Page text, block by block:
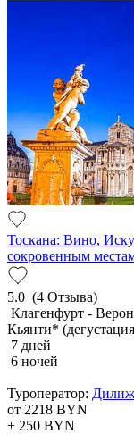
Тоскана: Вино,
сокровенным
5.0 (4 Отзыва)
Клагенфурт -
Кьянти*
7 дней
6 ночей
Туроператор:
от 2218 BYN
+ 250 BYN